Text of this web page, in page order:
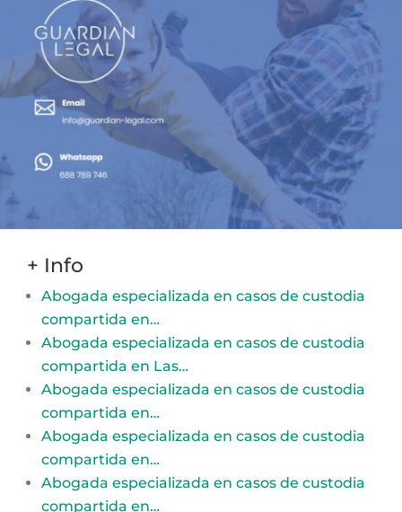
+ Info
Abogada especializada en casos de custodia
compartida en…
Abogada especializada en casos de custodia
compartida en Las…
Abogada especializada en casos de custodia
compartida en…
Abogada especializada en casos de custodia
compartida en…
Abogada especializada en casos de custodia
compartida en…